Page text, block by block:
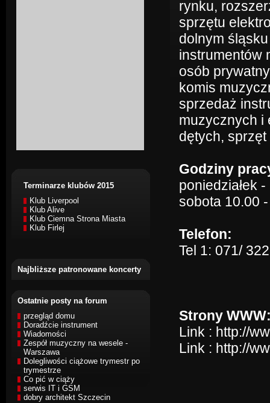
Terminarze klubów 2015
Klub Liverpool
Klub Alive
Klub Ciemna Strona Miasta
Klub Firlej
Najbliższe patronowane koncerty
Ostatnie posty na forum
przegląd domu
Doradźcie instrument
Wiadomości
Zespół muzyczny na wesele -
Warszawa
Dolegliwości ciążowe trymestr po
trymestrze
Co pić w ciąży
serwis IT i GSM
dobry architekt Szczecin
rynku,
sprzętu
dolnym
instrumentów
osób
komis
sprzedaż
muzycznych i
dętych, sprzęt
Godziny
poniedziałek
sobota 10.00
Telefon:
Tel 1: 071/
Strony
Link : http://
Link : http://